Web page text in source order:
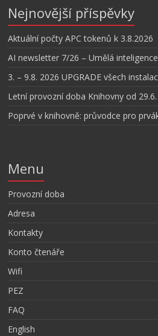
Nejnovější příspěvky
Aktuální počty APC tokenů k 3.8.2026
AI newsletter 7/26 – Umělá
3. – 9.8. 2026 UPGRADE všech
Letní provozní doba Knihovny od
Poprvé v knihovně: průvodce pro
Menu
Provozní doba
Adresa
Kontakty
Konto čtenáře
Wifi
PEZ
FAQ
English